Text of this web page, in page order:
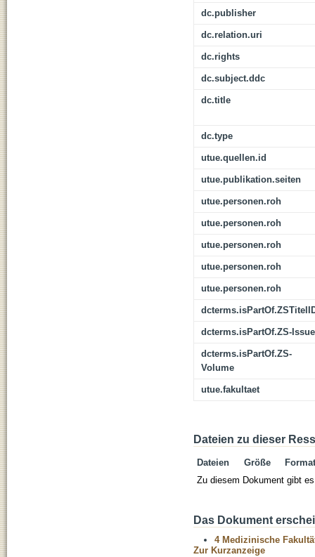
dc.publisher
dc.relation.uri
dc.rights
dc.subject.ddc
dc.title
dc.type
utue.quellen.id
utue.publikation.seiten
utue.personen.roh
utue.personen.roh
utue.personen.roh
utue.personen.roh
utue.personen.roh
dcterms.isPartOf.ZS-Issue
dcterms.isPartOf.ZS-
Volume
utue.fakultaet
Dateien zu dieser
Dateien Größe
Format
Zu diesem Dokument gibt
Das Dokument
4 Medizinische
Zur Kurzanzeige